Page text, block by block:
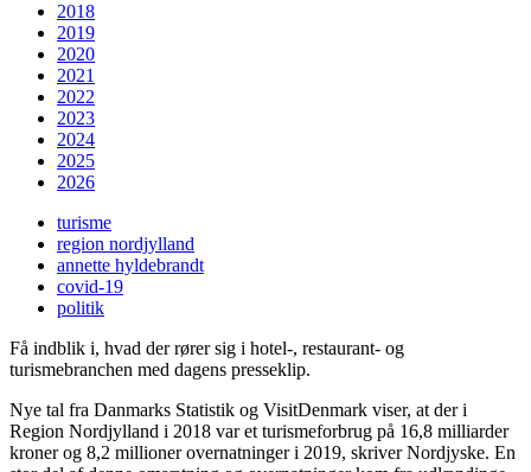
2018
2019
2020
2021
2022
2023
2024
2025
2026
turisme
region nordjylland
annette hyldebrandt
covid-19
politik
Få indblik i, hvad der rører sig i hotel-, restaurant- og
turismebranchen med dagens presseklip.
Nye tal fra Danmarks Statistik og VisitDenmark viser, at der i
Region Nordjylland i 2018 var et turismeforbrug på 16,8 milliarder
kroner og 8,2 millioner overnatninger i 2019, skriver Nordjyske. En